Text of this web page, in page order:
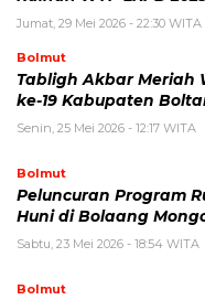
Jumat, 29 Mei 2026 - 22:30 WITA
Bolmut
Tabligh Akbar Meriah
ke-19 Kabupaten
Senin, 25 Mei 2026 - 12:17 WITA
Bolmut
Peluncuran Program
Huni di Bolaang
Sabtu, 23 Mei 2026 - 18:54 WITA
Bolmut